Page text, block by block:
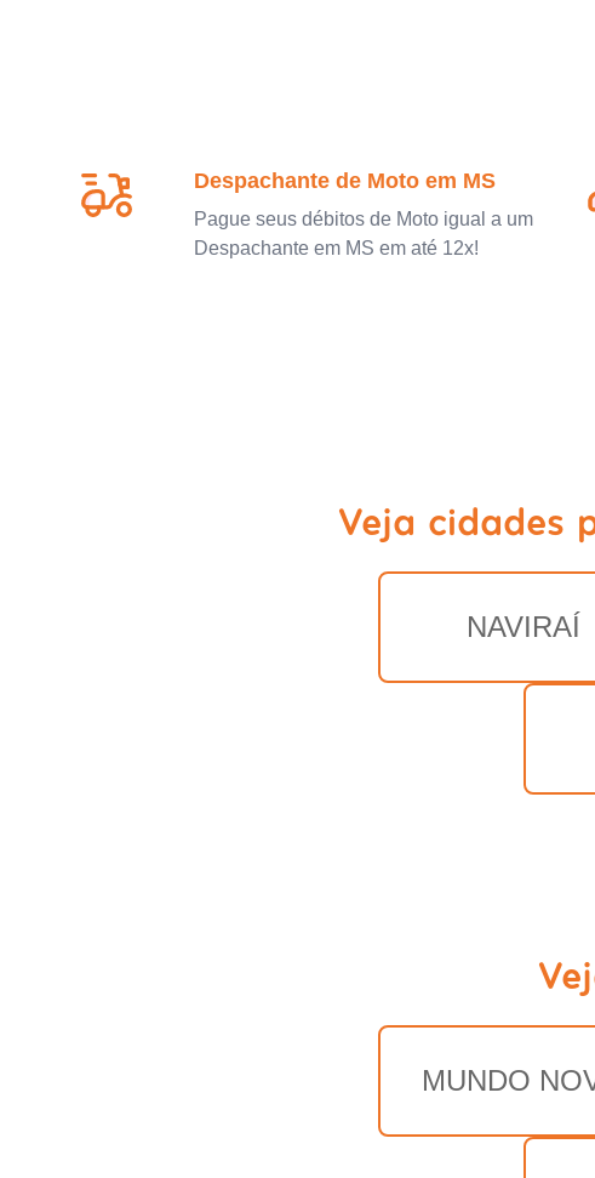
Despachante de Moto em MS
Pague seus débitos de Moto igual a um
Despachante em MS em até 12x!
Veja cidades
NAVIRAÍ
MUNDO